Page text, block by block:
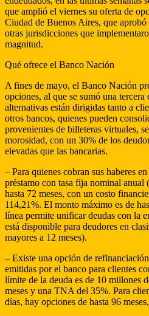
que amplió el viernes su oferta de
Ciudad de Buenos Aires, que
otras jurisdicciones que
magnitud.
Qué ofrece el Banco Nación
A fines de mayo, el Banco Nación
opciones, al que se sumó una tercera
alternativas están dirigidas tanto a
otros bancos, quienes pueden
provenientes de billeteras virtuales,
morosidad, con un 30% de los
elevadas que las bancarias.
– Para quienes cobran sus haberes
préstamo con tasa fija nominal
hasta 72 meses, con un costo
114,21%. El monto máximo es de
línea permite unificar deudas con la
está disponible para deudores en
mayores a 12 meses).
– Existe una opción de
emitidas por el banco para clientes
límite de la deuda es de 10 millones
meses y una TNA del 35%. Para
días, hay opciones de hasta 96